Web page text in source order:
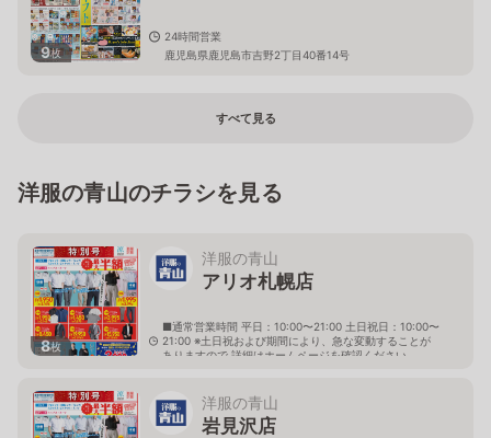
9枚
24時間営業
鹿児島県鹿児島市吉野2丁目40番14号
すべて見る
洋服の青山のチラシを見る
8枚
洋服の青山
アリオ札幌店
■通常営業時間 平日：10:00〜21:00 土日祝日：10:00〜
21:00 ※土日祝および期間により、急な変動することが
ありますので 詳細はホームページを確認ください
洋服の青山
岩見沢店